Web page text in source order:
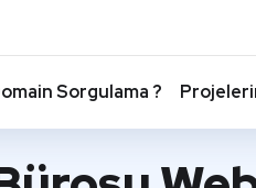
Sorgulama ?